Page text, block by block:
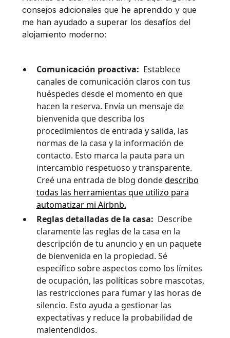
consejos adicionales que he aprendido y que
me han ayudado a superar los desafíos del
alojamiento moderno:
Comunicación proactiva: Establece
canales de comunicación claros con tus
huéspedes desde el momento en que
hacen la reserva. Envía un mensaje de
bienvenida que describa los
procedimientos de entrada y salida, las
normas de la casa y la información de
contacto. Esto marca la pauta para un
intercambio respetuoso y transparente.
Creé una entrada de blog dondedescribo
todas las herramientas que utilizo para
automatizar mi Airbnb.
Reglas detalladas de la casa: Describe
claramente las reglas de la casa en la
descripción de tu anuncio y en un paquete
de bienvenida en la propiedad. Sé
específico sobre aspectos como los límites
de ocupación, las políticas sobre mascotas,
las restricciones para fumar y las horas de
silencio. Esto ayuda a gestionar las
expectativas y reduce la probabilidad de
malentendidos.